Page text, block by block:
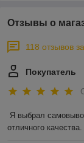
Отзывы о
118 отзывов
Покупатель
Я выбрал
отличного